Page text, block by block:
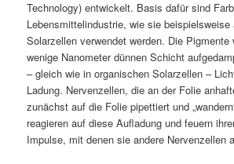
Technology) entwickelt. Basis dafür sind
Lebensmittelindustrie, wie sie
Solarzellen verwendet werden. Die Pigmente
wenige Nanometer dünnen Schicht
– gleich wie in organischen Solarzellen –
Ladung. Nervenzellen, die an der Folie
zunächst auf die Folie pipettiert und
reagieren auf diese Aufladung und feuern
Impulse, mit denen sie andere Nervenzellen